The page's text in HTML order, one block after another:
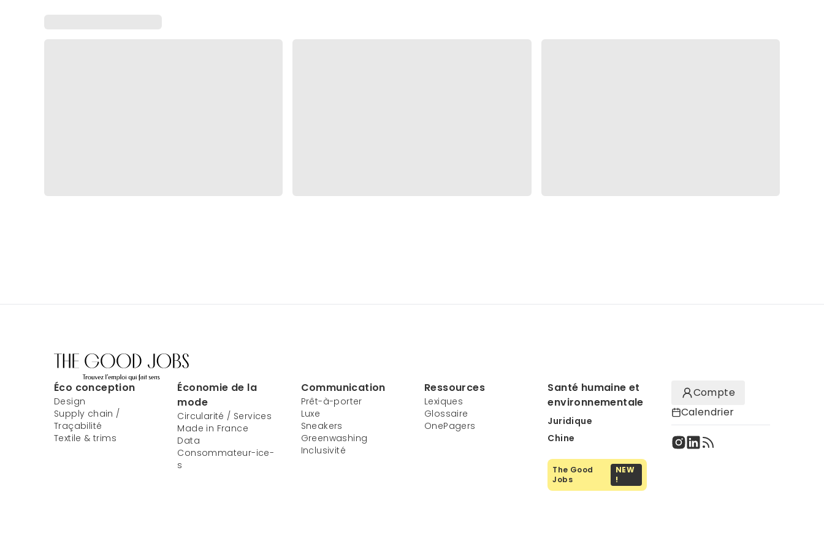
Éco conception
Design
Supply chain /
Traçabilité
Textile & trims
Économie de la
mode
Circularité / Services
Made in France
Data
Consommateur-ice-
s
Communication
Prêt-à-porter
Luxe
Sneakers
Greenwashing
Inclusivité
Ressources
Lexiques
Glossaire
OnePagers
Santé humaine et
environnementale
Juridique
Chine
The Good
Jobs
NEW
!
Compte
Calendrier